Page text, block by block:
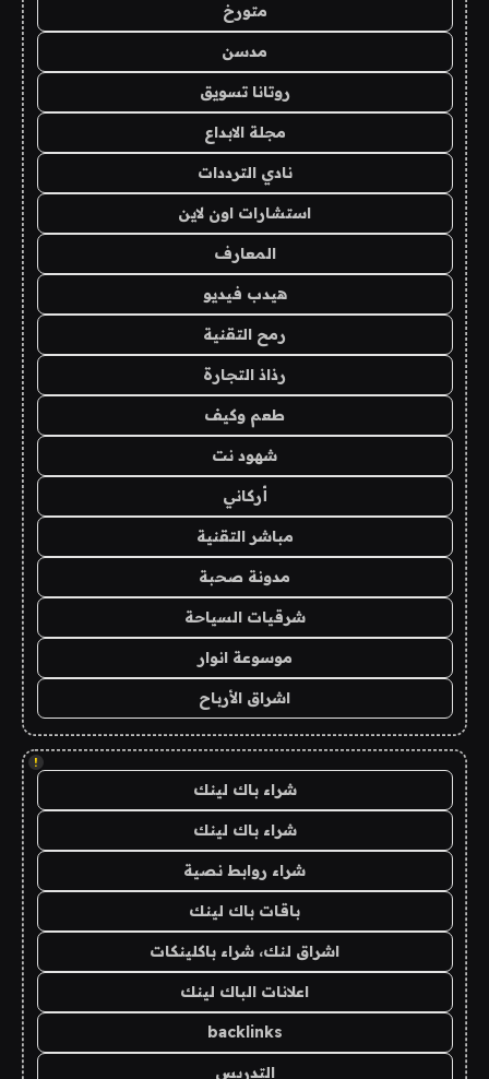
متورخ
مدسن
روتانا تسويق
مجلة الابداع
نادي الترددات
استشارات اون لاين
المعارف
هيدب فيديو
رمح التقنية
رذاذ التجارة
طعم وكيف
شهود نت
أركاني
مباشر التقنية
مدونة صحبة
شرقيات السياحة
موسوعة انوار
اشراق الأرباح
!
شراء باك لينك
شراء باك لينك
شراء روابط نصية
باقات باك لينك
اشراق لنك، شراء باكلينكات
اعلانات الباك لينك
backlinks
التدريس